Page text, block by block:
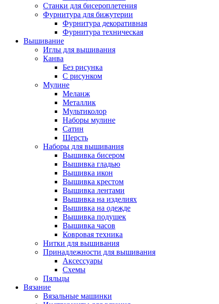
Станки для бисероплетения
Фурнитура для бижутерии
Фурнитура декоративная
Фурнитура техническая
Вышивание
Иглы для вышивания
Канва
Без рисунка
С рисунком
Мулине
Меланж
Металлик
Мультиколор
Наборы мулине
Сатин
Шерсть
Наборы для вышивания
Вышивка бисером
Вышивка гладью
Вышивка икон
Вышивка крестом
Вышивка лентами
Вышивка на изделиях
Вышивка на одежде
Вышивка подушек
Вышивка часов
Ковровая техника
Нитки для вышивания
Принадлежности для вышивания
Аксессуары
Схемы
Пяльцы
Вязание
Вязальные машинки